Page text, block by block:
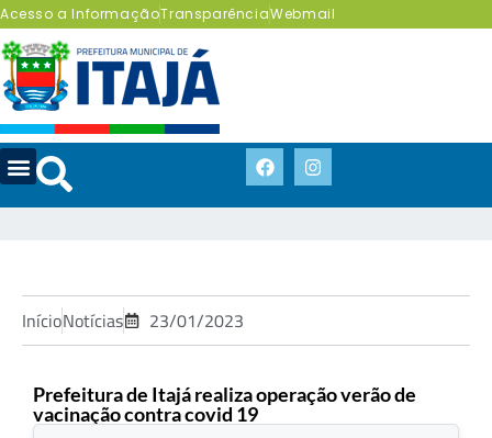
Acesso a InformaçãoTransparênciaWebmail
InícioNotícias 23/01/2023
Prefeitura de Itajá realiza operação verão de
vacinação contra covid 19